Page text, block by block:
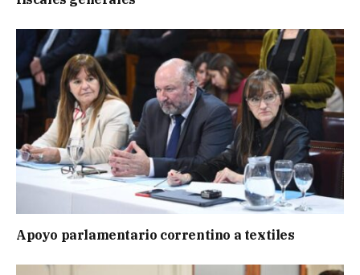
Apoyo parlamentario correntino a textiles